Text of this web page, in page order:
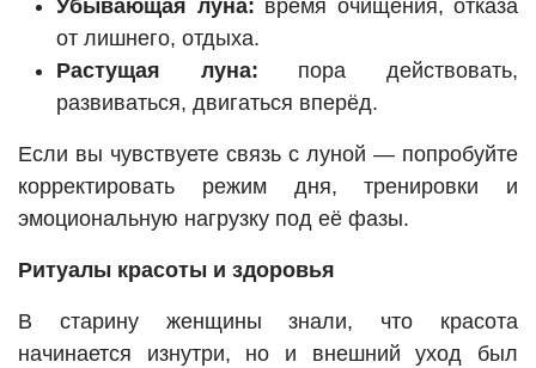
Убывающая луна: время очищения, отказа
от лишнего, отдыха.
Растущая луна: пора действовать,
развиваться, двигаться вперёд.
Если вы чувствуете связь с луной — попробуйте
корректировать режим дня, тренировки и
эмоциональную нагрузку под её фазы.
Ритуалы красоты и здоровья
В старину женщины знали, что красота
начинается изнутри, но и внешний уход был